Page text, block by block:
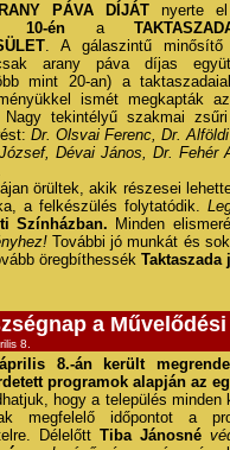
PÁVA DÍJÁT nyerte
10-én a
. A gálaszintű minősítő
arany páva díjas
mint 20-an) a
ismét megkapták
Nagy tekintélyű szakmai
Dr. Olsvai Ferenc, Dr.
Dévai János, Dr. Fehér
örültek, akik részesei
a felkészülés folytatódik.
Színházban. Minden
További jó munkát és
öregbíthessék Taktaszada
a
8.
8.-án került
programok alapján az
hogy a település minden
megfelelő időpontot a
Délelőtt Tiba Jánosné